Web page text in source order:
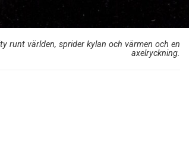
runt världen, sprider kylan och värmen och en
axelryckning.